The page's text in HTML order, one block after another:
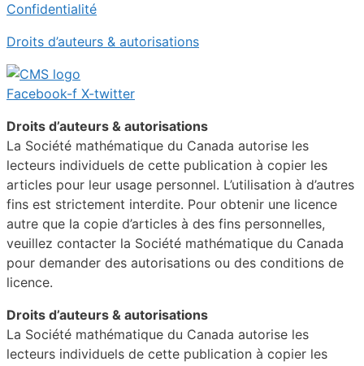
Confidentialité
Droits d’auteurs & autorisations
Facebook-f X-twitter
Droits d’auteurs & autorisations
La Société mathématique du Canada autorise les
lecteurs individuels de cette publication à copier les
articles pour leur usage personnel. L’utilisation à d’autres
fins est strictement interdite. Pour obtenir une licence
autre que la copie d’articles à des fins personnelles,
veuillez contacter la Société mathématique du Canada
pour demander des autorisations ou des conditions de
licence.
Droits d’auteurs & autorisations
La Société mathématique du Canada autorise les
lecteurs individuels de cette publication à copier les